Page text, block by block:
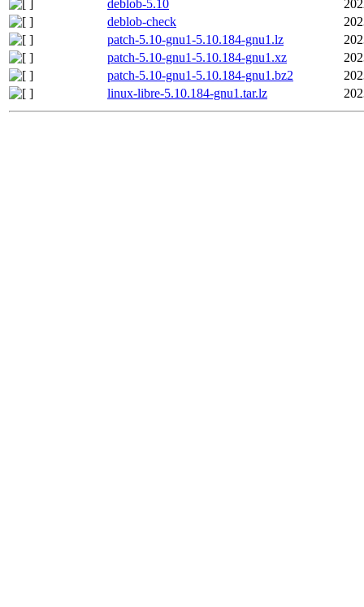
deblob-5.10
deblob-check
patch-5.10-gnu1-5.10.184-gnu1.lz
patch-5.10-gnu1-5.10.184-gnu1.xz
patch-5.10-gnu1-5.10.184-gnu1.bz2
linux-libre-5.10.184-gnu1.tar.lz